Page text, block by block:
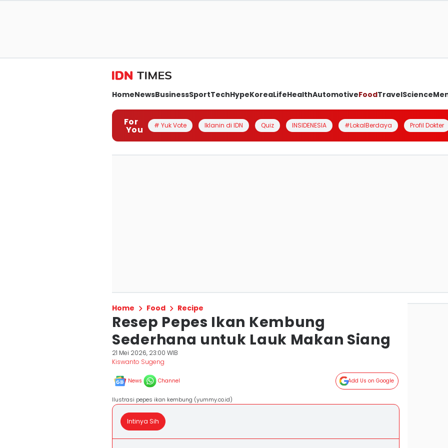
HomeNewsBusinessSportTechHypeKoreaLifeHealthAutomotiveFoodTravelScience
For
You # Yuk Vote Iklanin di IDN Quiz INSIDENESIA #LokalBerdaya Profil Dokter
Home Food Recipe
Resep Pepes Ikan Kembung
Sederhana untuk Lauk Makan Siang
21 Mei 2026, 23:00 WIB
Kiswanto Sugeng
News Channel Add Us on Google
Ilustrasi pepes ikan kembung (yummy.co.id)
Intinya Sih